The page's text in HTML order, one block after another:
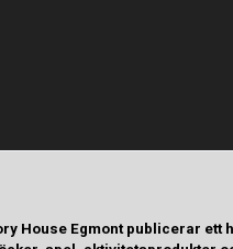
House Egmont publicerar